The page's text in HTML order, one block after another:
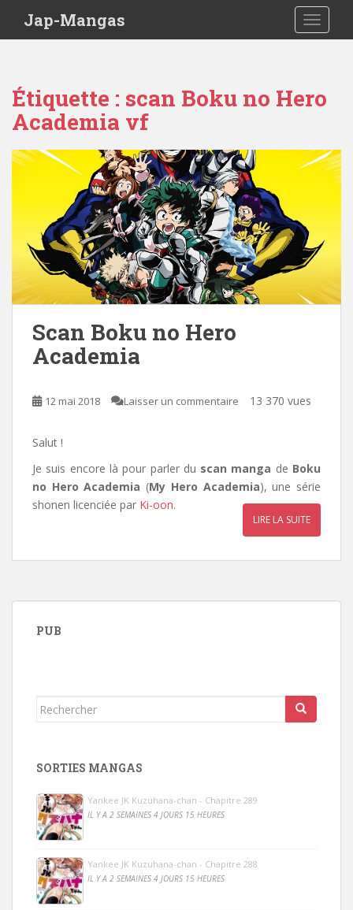
Jap-Mangas
Étiquette : scan Boku no Hero
Academia vf
Scan Boku no Hero
Academia
12 mai 2018 Laisser un commentaire 13 370 vues
Salut !
Je suis encore là pour parler du scan manga de Boku
no Hero Academia (My Hero Academia), une série
shonen licenciée par Ki-oon.
LIRE LA SUITE
PUB
Rechercher...
SORTIES MANGAS
Yankee JK Kuzuhana-chan - Chapitre 289
IL Y A 2 SEMAINES 4 JOURS 15 HEURES
Yankee JK Kuzuhana-chan - Chapitre 288
IL Y A 2 SEMAINES 4 JOURS 15 HEURES